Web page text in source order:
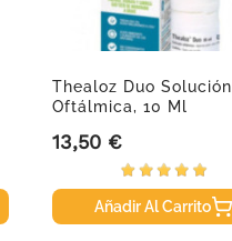
Thealoz Duo Solución
Oftálmica, 10 Ml
Precio
13,50 €
Añadir Al Carrito